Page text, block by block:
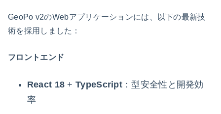
GeoPo v2のWebアプリケーションには、以下の最新技
術を採用しました：
フロントエンド
React 18 +TypeScript ：型安全性と開発効
率